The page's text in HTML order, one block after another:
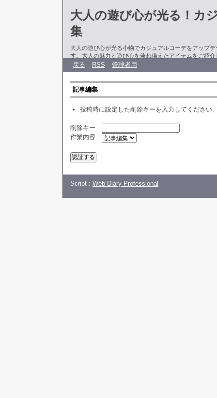
大人の遊び心が光る！カ
集
大人の遊び心が光る小物でカジュアルコーデをアップ
す。大人の魅力と遊び心を兼ね備えたアイテムをご紹介
戻る RSS 管理者用
記事編集
投稿時に設定した削除キーを入力してください
削除キー
作業内容
Script : Web Diary Professional